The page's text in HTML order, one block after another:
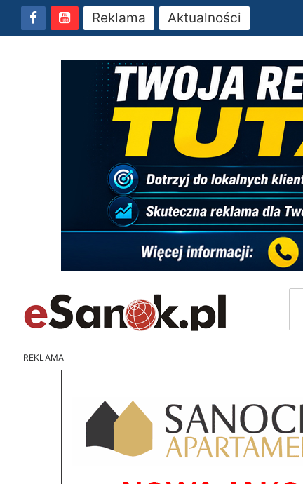
Reklama Aktualności
REKLAMA